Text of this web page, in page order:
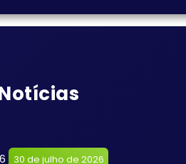
30 de julho de 2026